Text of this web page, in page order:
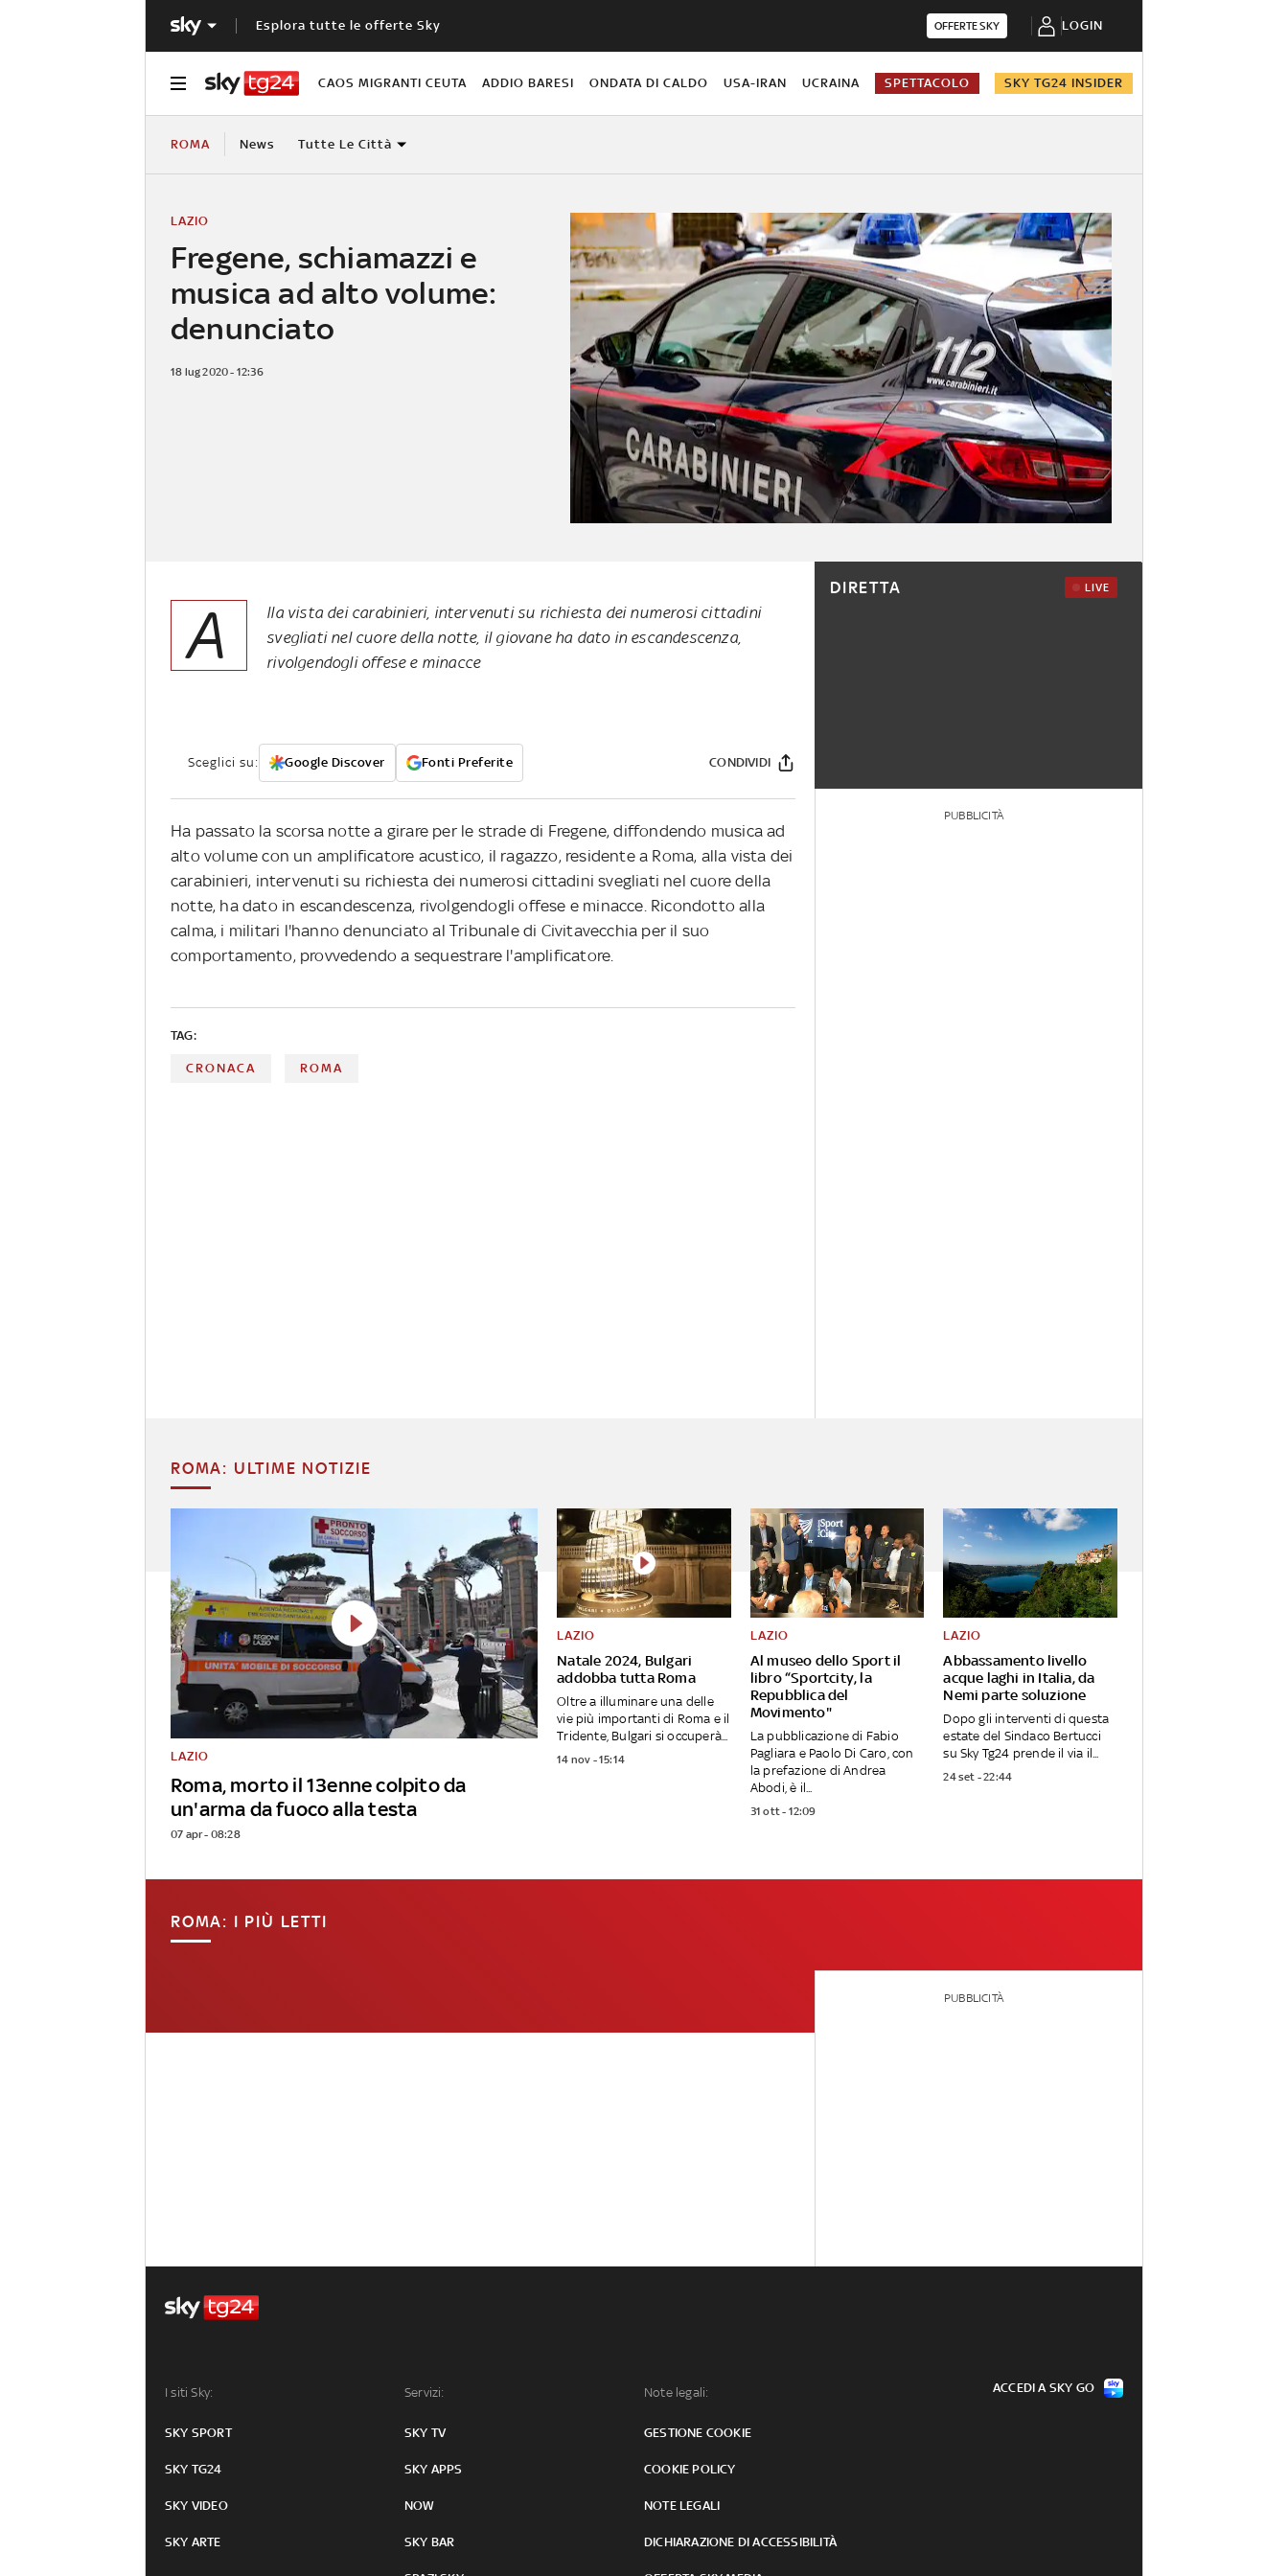
Esplora tutte le offerte Sky OFFERTE SKY LOGIN
CAOS MIGRANTI CEUTA ADDIO BARESI ONDATA DI CALDO USA-IRAN UCRAINA SPETTACOLO SKY TG24 INSIDER
ROMA News Tutte Le Città
Fregene, schiamazzi e
musica ad alto volume:
denunciato
LAZIO
18 lug 2020 - 12:36
A
lla vista dei carabinieri, intervenuti su richiesta dei numerosi cittadini
svegliati nel cuore della notte, il giovane ha dato in escandescenza,
rivolgendogli offese e minacce
Sceglici su: Google Discover Fonti Preferite CONDIVIDI
Ha passato la scorsa notte a girare per le strade di Fregene, diffondendo musica ad
alto volume con un amplificatore acustico, il ragazzo, residente a Roma, alla vista dei
carabinieri, intervenuti su richiesta dei numerosi cittadini svegliati nel cuore della
notte, ha dato in escandescenza, rivolgendogli offese e minacce. Ricondotto alla
calma, i militari l'hanno denunciato al Tribunale di Civitavecchia per il suo
comportamento, provvedendo a sequestrare l'amplificatore.
TAG:
CRONACA ROMA
DIRETTA LIVE
PUBBLICITÀ
ROMA: ULTIME NOTIZIE
Roma, morto il 13enne colpito da
un'arma da fuoco alla testa
LAZIO
07 apr - 08:28
Natale 2024, Bulgari
addobba tutta Roma
LAZIO
Oltre a illuminare una delle
vie più importanti di Roma e il
Tridente, Bulgari si occuperà...
14 nov - 15:14
Al museo dello Sport il
libro “Sportcity, la
Repubblica del
Movimento"
LAZIO
La pubblicazione di Fabio
Pagliara e Paolo Di Caro, con
la prefazione di Andrea
Abodi, è il...
31 ott - 12:09
Abbassamento livello
acque laghi in Italia, da
Nemi parte soluzione
LAZIO
Dopo gli interventi di questa
estate del Sindaco Bertucci
su Sky Tg24 prende il via il...
24 set - 22:44
ROMA: I PIÙ LETTI
PUBBLICITÀ
I siti Sky:
SKY SPORT
SKY TG24
SKY VIDEO
SKY ARTE
Servizi:
SKY TV
SKY APPS
NOW
SKY BAR
Note legali:
GESTIONE COOKIE
COOKIE POLICY
NOTE LEGALI
DICHIARAZIONE DI ACCESSIBILITÀ
ACCEDI A SKY GO